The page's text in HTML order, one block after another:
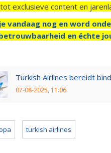
exclusieve content en
vandaag nog en word
en échte
Turkish Airlines bereidt
07-08-2025, 11:06
turkish airlines